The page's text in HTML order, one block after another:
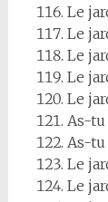
Le
Le
Le
Le
Le
As-
As-
Le
Le